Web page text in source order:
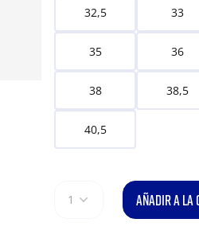
32,5 33
35 36
38 38,5
40,5
1 AÑADIR A LA